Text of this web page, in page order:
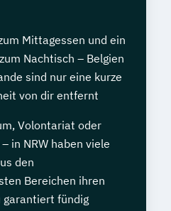
Mittagessen und ein
Nachtisch – Belgien
sind nur eine kurze
von dir entfernt
Volontariat oder
in NRW haben viele
den
Bereichen ihren
garantiert fündig